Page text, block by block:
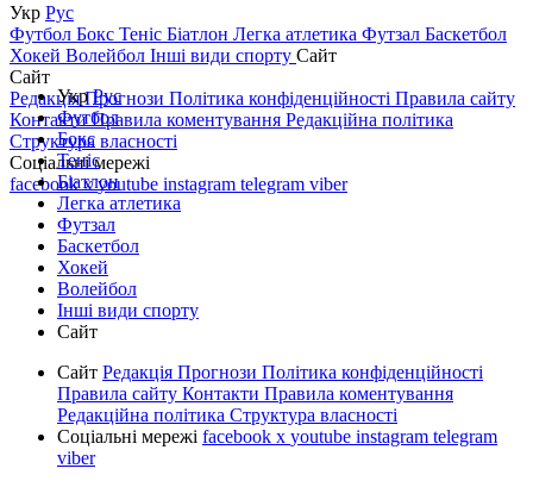
Укр Рус
Футбол Бокс Теніс Біатлон Легка атлетика Футзал Баскетбол
Хокей Волейбол Інші види спорту Сайт
Сайт
РедакціяПрогнози Політика конфіденційності Правила сайту
КонтактиПравила коментування Редакційна політика
Структура власності
Соціальні мережі
facebookxyoutube instagram telegram viber
УкрРус
Футбол
Бокс
Теніс
Біатлон
Легка атлетика
Футзал
Баскетбол
Хокей
Волейбол
Інші види спорту
Сайт
Сайт Редакція Прогнози Політика конфіденційності
Правила сайту Контакти Правила коментування
Редакційна політика Структура власності
Соціальні мережі facebook x youtube instagram telegram
viber